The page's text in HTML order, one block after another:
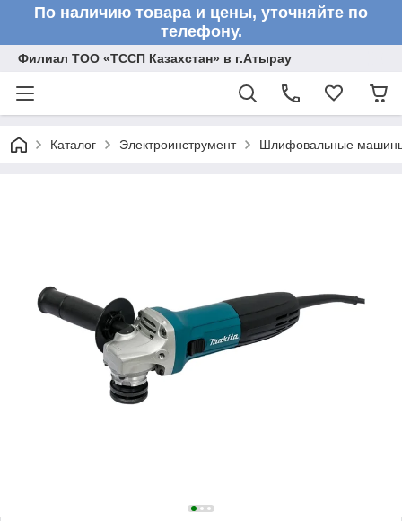
По наличию товара и цены, уточняйте по
телефону.
Филиал ТОО «ТССП Казахстан» в г.Атырау
Каталог Электроинструмент Шлифовальные